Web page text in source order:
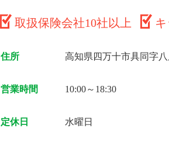
取扱保険会社10社以上
住所 高知県四万十市具同字八
営業時間 10:00～18:30
定休日 水曜日